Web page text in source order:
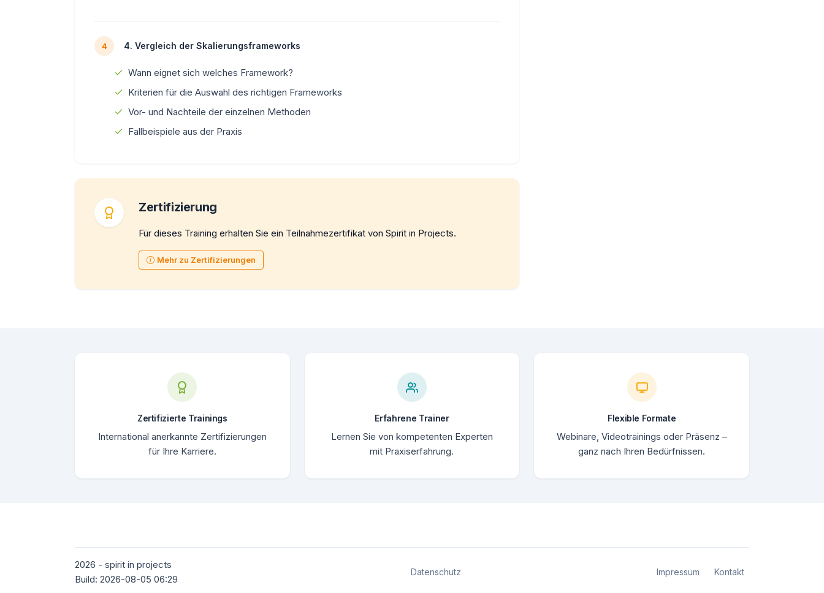
4 4. Vergleich der Skalierungsframeworks
Wann eignet sich welches Framework?
Kriterien für die Auswahl des richtigen Frameworks
Vor- und Nachteile der einzelnen Methoden
Fallbeispiele aus der Praxis
Zertifizierung
Für dieses Training erhalten Sie ein Teilnahmezertifikat von Spirit in Projects.
Mehr zu Zertifizierungen
Zertifizierte Trainings
International anerkannte Zertifizierungen
für Ihre Karriere.
Erfahrene Trainer
Lernen Sie von kompetenten Experten
mit Praxiserfahrung.
Flexible Formate
Webinare, Videotrainings oder Präsenz –
ganz nach Ihren Bedürfnissen.
2026 - spirit in projects
Build: 2026-08-05 06:29
Datenschutz Impressum Kontakt